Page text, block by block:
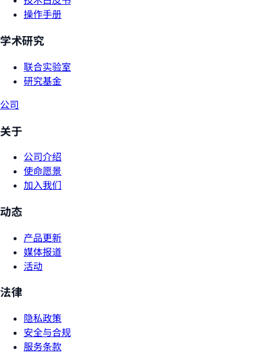
操作手册
学术研究
联合实验室
研究基金
公司
关于
公司介绍
使命愿景
加入我们
动态
产品更新
媒体报道
活动
法律
隐私政策
安全与合规
服务条款